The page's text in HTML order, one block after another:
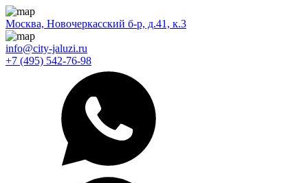
Москва, Новочеркасский б-р, д.41, к.3
info@city-jaluzi.ru
+7 (495) 542-76-98